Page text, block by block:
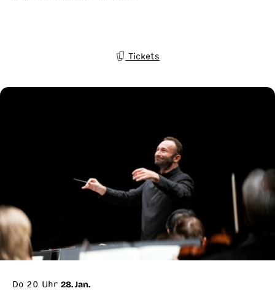
Tickets
Do 20 Uhr 28. Jan.